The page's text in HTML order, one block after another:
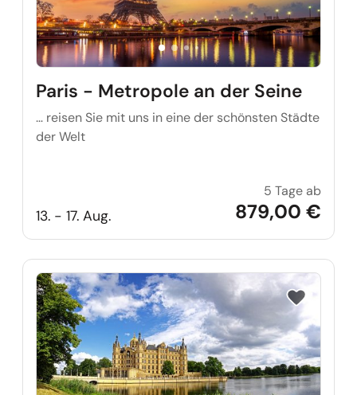
Paris - Metropole an der Seine
… reisen Sie mit uns in eine der schönsten Städte
der Welt
13. - 17. Aug.
Paris
5 Tage ab
879,00 €
Reise auf